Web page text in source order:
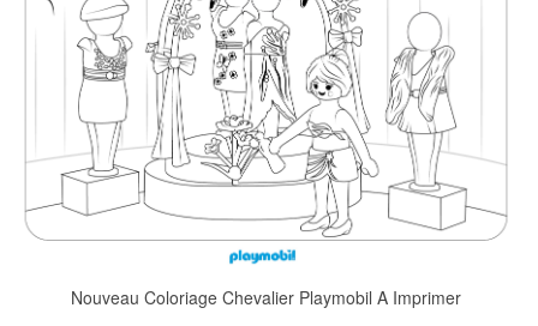
Nouveau Coloriage Chevalier Playmobil A Imprimer